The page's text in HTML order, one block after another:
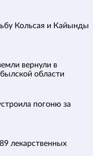
Кольсая и Кайынды
вернули в
области
погоню за
лекарственных